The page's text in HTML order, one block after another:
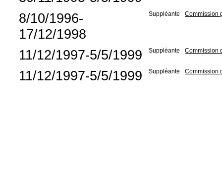
8/10/1996-
17/12/1998
Suppléante Commission
11/12/1997-5/5/1999 Suppléante Commission
11/12/1997-5/5/1999 Suppléante Commission